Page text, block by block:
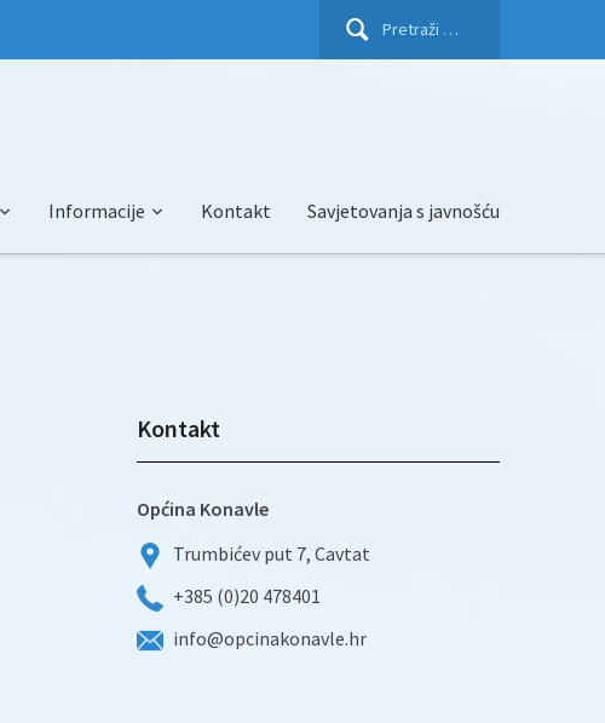
Pretraži:
Informacije Kontakt Savjetovanja s javnošću
Kontakt
Općina Konavle
Trumbićev put 7, Cavtat
+385 (0)20 478401
info@opcinakonavle.hr